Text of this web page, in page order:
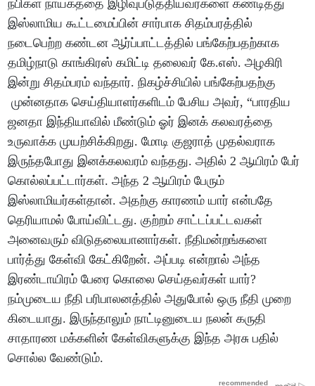
நபிகள் நாயகத்தை இழிவுபடுத்தியவர்களை கண்டித்து
இஸ்லாமிய கூட்டமைப்பின் சார்பாக சிதம்பரத்தில்
நடைபெற்ற கண்டன ஆர்ப்பாட்டத்தில் பங்கேற்பதற்காக
தமிழ்நாடு காங்கிரஸ் கமிட்டி தலைவர் கே.எஸ். அழகிரி
இன்று சிதம்பரம் வந்தார். நிகழ்ச்சியில் பங்கேற்பதற்கு
முன்னதாக செய்தியாளர்களிடம் பேசிய அவர், “பாரதிய
ஜனதா இந்தியாவில் மீண்டும் ஓர் இனக் கலவரத்தை
உருவாக்க முயற்சிக்கிறது. மோடி குஜராத் முதல்வராக
இருந்தபோது இனக்கலவரம் வந்தது. அதில் 2 ஆயிரம் பேர்
கொல்லப்பட்டார்கள். அந்த 2 ஆயிரம் பேரும்
இஸ்லாமியர்கள்தான். அதற்கு காரணம் யார் என்பதே
தெரியாமல் போய்விட்டது. குற்றம் சாட்டப்பட்டவகள்
அனைவரும் விடுதலையானார்கள். நீதிமன்றங்களை
பார்த்து கேள்வி கேட்கிறேன். அப்படி என்றால் அந்த
இரண்டாயிரம் பேரை கொலை செய்தவர்கள் யார்?
நம்முடைய நீதி பரிபாலனத்தில் அதுபோல் ஒரு நீதி முறை
கிடையாது. இருந்தாலும் நாட்டினுடைய நலன் கருதி
சாதாரண மக்களின் கேள்விகளுக்கு இந்த அரசு பதில்
சொல்ல வேண்டும்.